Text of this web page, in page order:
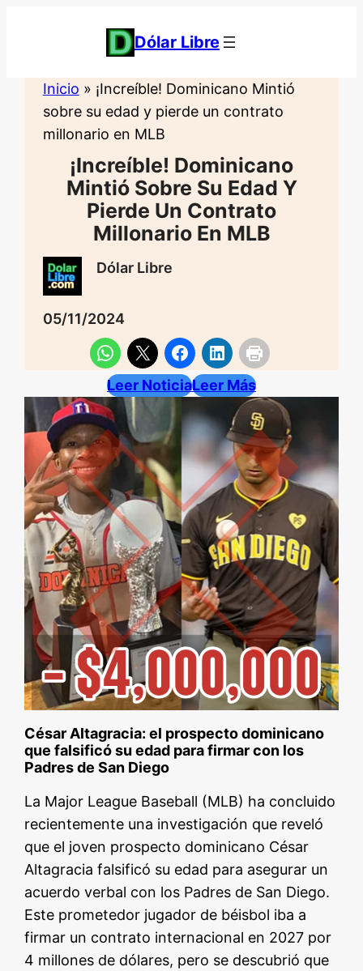
Dólar Libre
Inicio » ¡Increíble! Dominicano Mintió
sobre su edad y pierde un contrato
millonario en MLB
¡Increíble! Dominicano
Mintió Sobre Su Edad Y
Pierde Un Contrato
Millonario En MLB
Dólar Libre
05/11/2024
Leer NoticiaLeer Más
César Altagracia: el prospecto dominicano
que falsificó su edad para firmar con los
Padres de San Diego
La Major League Baseball (MLB) ha concluido
recientemente una investigación que reveló
que el joven prospecto dominicano César
Altagracia falsificó su edad para asegurar un
acuerdo verbal con los Padres de San Diego.
Este prometedor jugador de béisbol iba a
firmar un contrato internacional en 2027 por
4 millones de dólares, pero se descubrió que